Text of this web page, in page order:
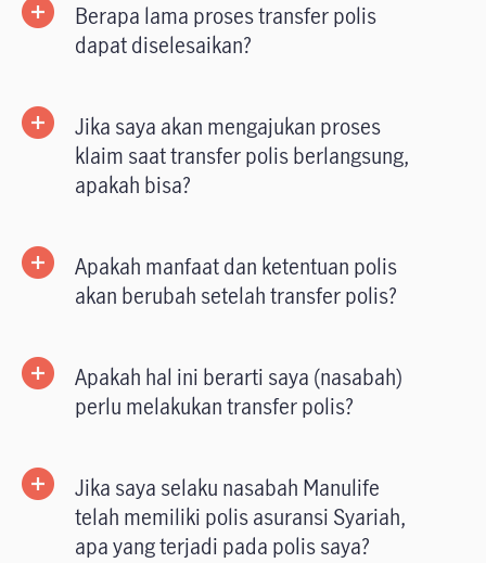
Berapa lama proses transfer polis
dapat diselesaikan?
Jika saya akan mengajukan proses
klaim saat transfer polis berlangsung,
apakah bisa?
Apakah manfaat dan ketentuan polis
akan berubah setelah transfer polis?
Apakah hal ini berarti saya (nasabah)
perlu melakukan transfer polis?
Jika saya selaku nasabah Manulife
telah memiliki polis asuransi Syariah,
apa yang terjadi pada polis saya?